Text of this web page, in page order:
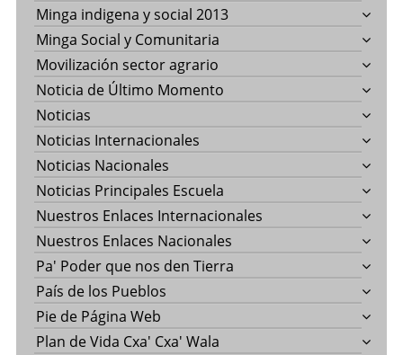
Minga indigena y social 2013
Minga Social y Comunitaria
Movilización sector agrario
Noticia de Último Momento
Noticias
Noticias Internacionales
Noticias Nacionales
Noticias Principales Escuela
Nuestros Enlaces Internacionales
Nuestros Enlaces Nacionales
Pa' Poder que nos den Tierra
País de los Pueblos
Pie de Página Web
Plan de Vida Cxa' Cxa' Wala